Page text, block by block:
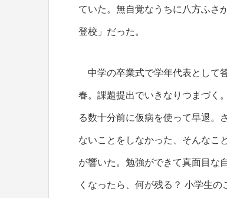
ていた。無自覚なうちに八方ふさ
登校」だった。
中学の卒業式で学年代表として
春。課題提出でいきなりつまづく
る数十分前に仮病を使って早退。
ないことをしなかった、そんなこ
が響いた。勉強ができて真面目な
くなったら、何が残る？ 小学生